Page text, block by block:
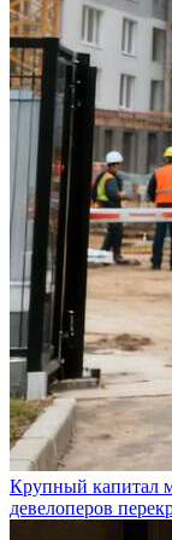
Крупный капитал
девелоперов